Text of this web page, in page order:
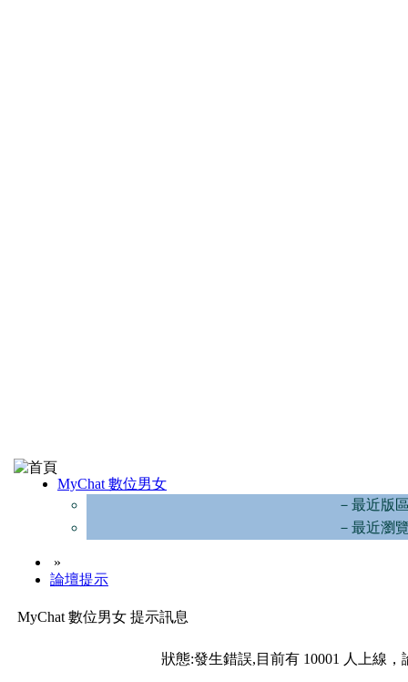
MyChat 數位男女
－最近版
－最近瀏
»
論壇提示
MyChat 數位男女 提示訊息
狀態:發生錯誤,目前有 10001 人上線